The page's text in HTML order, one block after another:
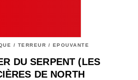
/ TERREUR / EPOUVANTE
DU SERPENT (LES
DE NORTH